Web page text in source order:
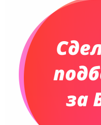
Сумки и Рюкзаки
Сумки для
Рюкзаки
Конференц-
Сумки для
Несессеры и